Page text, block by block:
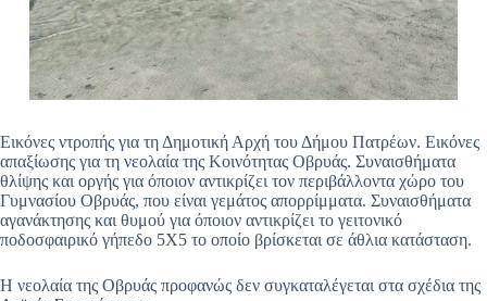
Εικόνες ντροπής για τη Δημοτική Αρχή του Δήμου Πατρέων. Εικόνες
απαξίωσης για τη νεολαία της Κοινότητας Οβρυάς. Συναισθήματα
θλίψης και οργής για όποιον αντικρίζει τον περιβάλλοντα χώρο του
Γυμνασίου Οβρυάς, που είναι γεμάτος απορρίμματα. Συναισθήματα
αγανάκτησης και θυμού για όποιον αντικρίζει το γειτονικό
ποδοσφαιρικό γήπεδο 5X5 το οποίο βρίσκεται σε άθλια κατάσταση.
Η νεολαία της Οβρυάς προφανώς δεν συγκαταλέγεται στα σχέδια της